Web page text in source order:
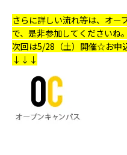
さらに詳しい流れ等は、オー
で、是非参加してくださいね。
次回は5/28（土）開催☆お申
↓↓↓